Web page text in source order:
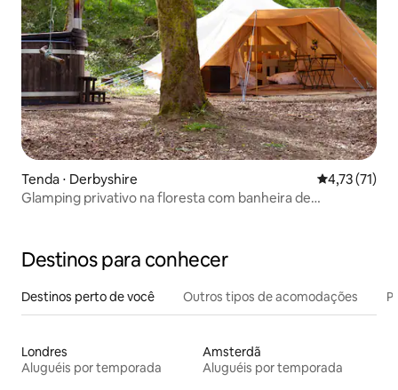
Tenda ⋅ Derbyshire 4,73 de uma
4,73 (71)
Glamping privativo na floresta com banheira de
Destinos para conhecer
Destinos perto de você Outros tipos de acomodações
Londres
Aluguéis por temporada
Amsterdã
Aluguéis por temporada